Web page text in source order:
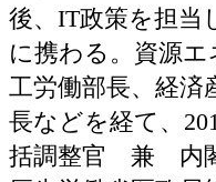
後、IT政策を担当
に携わる。資源
工労働部長、経済
長などを経て、
括調整官 兼 内閣